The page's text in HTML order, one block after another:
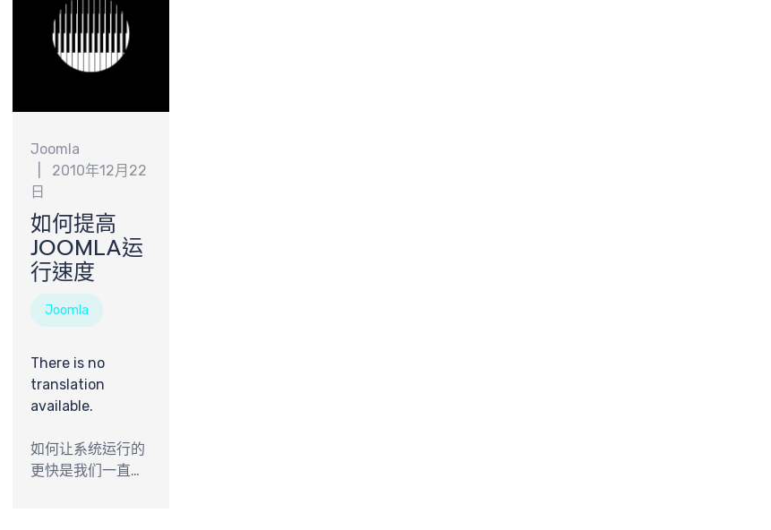
Mail 和 SMTP。在
大多数情况下，
PHP Mail 能够满足
Joomla
2010年12月22
日
如何提高
JOOMLA运
行速度
Joomla
There is no
translation
available.
如何让系统运行的
更快是我们一直关